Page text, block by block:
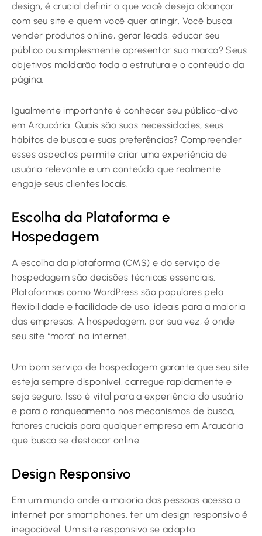
design, é crucial definir o que você deseja alcançar
com seu site e quem você quer atingir. Você busca
vender produtos online, gerar leads, educar seu
público ou simplesmente apresentar sua marca? Seus
objetivos moldarão toda a estrutura e o conteúdo da
página.
Igualmente importante é conhecer seu público-alvo
em Araucária. Quais são suas necessidades, seus
hábitos de busca e suas preferências? Compreender
esses aspectos permite criar uma experiência de
usuário relevante e um conteúdo que realmente
engaje seus clientes locais.
Escolha da Plataforma e
Hospedagem
A escolha da plataforma (CMS) e do serviço de
hospedagem são decisões técnicas essenciais.
Plataformas como WordPress são populares pela
flexibilidade e facilidade de uso, ideais para a maioria
das empresas. A hospedagem, por sua vez, é onde
seu site “mora” na internet.
Um bom serviço de hospedagem garante que seu site
esteja sempre disponível, carregue rapidamente e
seja seguro. Isso é vital para a experiência do usuário
e para o ranqueamento nos mecanismos de busca,
fatores cruciais para qualquer empresa em Araucária
que busca se destacar online.
Design Responsivo
Em um mundo onde a maioria das pessoas acessa a
internet por smartphones, ter um design responsivo é
inegociável. Um site responsivo se adapta